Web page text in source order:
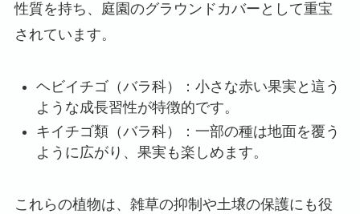
性質を持ち、庭園のグラウンドカバーとして重宝
されています。
ヘビイチゴ（バラ科）：小さな赤い果実と這う
ような成長習性が特徴的です。
キイチゴ類（バラ科）：一部の種は地面を覆う
ように広がり、果実も楽しめます。
これらの植物は、雑草の抑制や土壌の保護にも役